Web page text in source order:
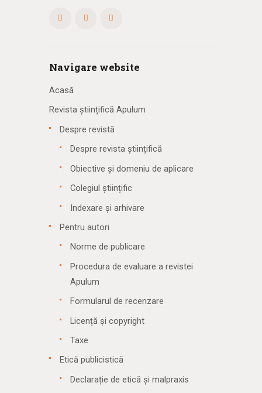
Navigare website
Acasă
Revista științifică Apulum
Despre revistă
Despre revista științifică
Obiective și domeniu de aplicare
Colegiul științific
Indexare și arhivare
Pentru autori
Norme de publicare
Procedura de evaluare a revistei
Apulum
Formularul de recenzare
Licență și copyright
Taxe
Etică publicistică
Declarație de etică și malpraxis